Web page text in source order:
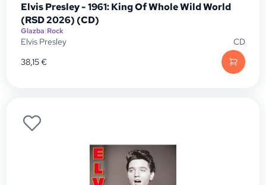
Elvis Presley - 1961: King Of Whole Wild World
(RSD 2026) (CD)
Glazba|Rock
Elvis Presley
CD
38,15€